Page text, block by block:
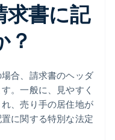
求書に記
？
合、請求書のヘッダ
。一般に、見やすく
、売り手の居住地が
に関する特別な法定